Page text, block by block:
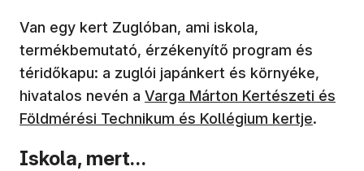
Van egy kert Zuglóban, ami iskola,
termékbemutató, érzékenyítő program és
téridőkapu: a zuglói japánkert és környéke,
hivatalos nevén a Varga Márton Kertészeti és
Földmérési Technikum és Kollégium kertje.
Iskola, mert…